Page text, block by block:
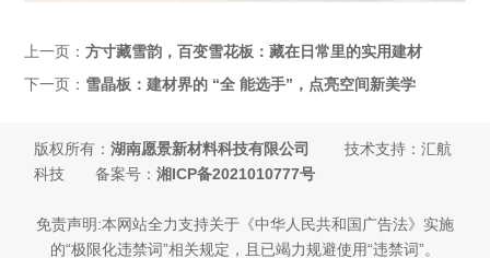
上一页：方寸藏雪韵，百变雪花板：藏在日常里的实用建材
下一页： 雪晶板：建材界的 “全 能选手”，点亮空间新美学
版权所有：湖南愿景新材料科技有限公司
技术支持：汇航
科技 备案号：湘ICP备2021010777号
免责声明:本网站全力支持关于《中华人民共和国广告法》实施
的“极限化违禁词”相关规定，且已竭力规避使用“违禁词”。